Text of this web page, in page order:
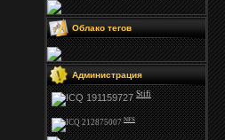
Облако тегов
Администрация
Stifi
NFS